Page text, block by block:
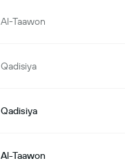
Al-Taawon
Qadisiya
Qadisiya
Al-Taawon